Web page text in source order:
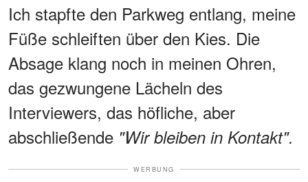
Ich stapfte den Parkweg entlang, meine
Füße schleiften über den Kies. Die
Absage klang noch in meinen Ohren,
das gezwungene Lächeln des
Interviewers, das höfliche, aber
abschließende "Wir bleiben in Kontakt".
WERBUNG